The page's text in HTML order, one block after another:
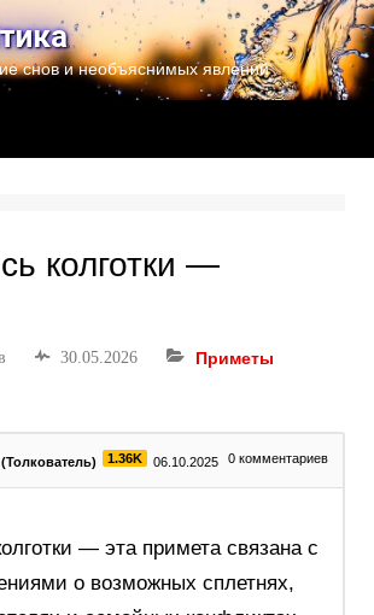
снов и необъяснимых явлений
колготки —
30.05.2026 Приметы
1.36K 06.10.2025 0 комментариев
— эта примета связана с
о возможных сплетнях,